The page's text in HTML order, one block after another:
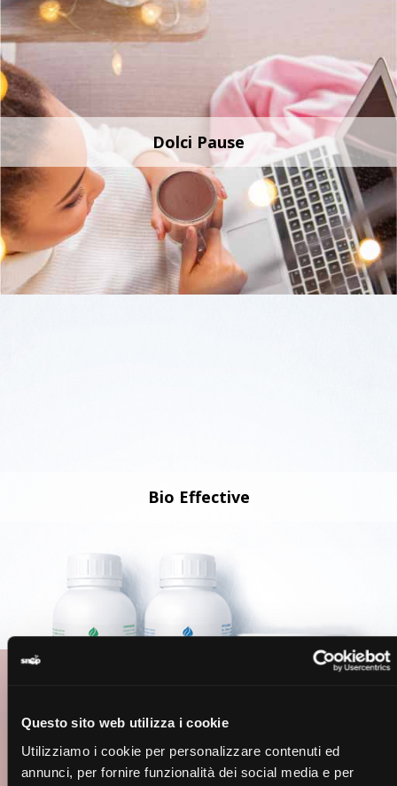
Questo sito web utilizza i cookie
Utilizziamo i cookie per personalizzare contenuti ed
annunci, per fornire funzionalità dei social media e per
Dolci Pause
Bio Effective